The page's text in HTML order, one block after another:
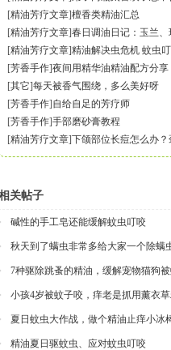
檀香类精油汇总
[精油芳疗文章]
春日调油日记：玉兰
[精油芳疗文章]
精油解决虫危机 蚊虫
[精油芳疗文章]
夜间用精华油精油配方分享
[芳香手作]
每天被香气围绕，多么美好呀
[其它]
自给自足的芳疗师
[芳香手作]
手部磨砂膏教程
[芳香手作]
下颌部位长痘怎么办
[精油芳疗文章]
关帖子
碱性的手工皂还能缓解蚊虫叮咬
秋天到了螨虫非常多给大家一个除螨
7种驱除跳蚤的精油，缓解宠物猫狗
小孩4岁被蚊子咬，痒老是抓用薰衣
夏日蚊虫大作战，做个精油止痒小冰
精油夏日驱蚊虫、应对蚊虫叮咬